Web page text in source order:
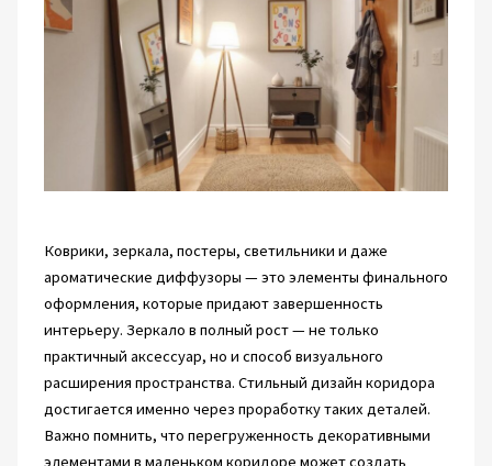
Коврики, зеркала, постеры, светильники и даже
ароматические диффузоры — это элементы финального
оформления, которые придают завершенность
интерьеру. Зеркало в полный рост — не только
практичный аксессуар, но и способ визуального
расширения пространства. Стильный дизайн коридора
достигается именно через проработку таких деталей.
Важно помнить, что перегруженность декоративными
элементами в маленьком коридоре может создать